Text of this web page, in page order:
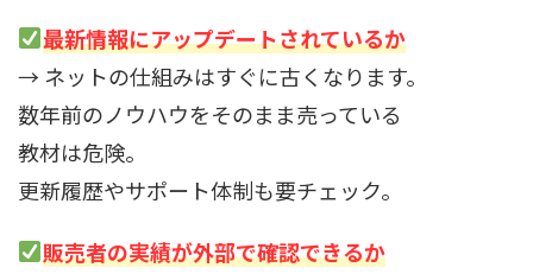
最新情報にアップデートされているか
→ ネットの仕組みはすぐに古くなります。
数年前のノウハウをそのまま売っている
教材は危険。
更新履歴やサポート体制も要チェック。
販売者の実績が外部で確認できるか